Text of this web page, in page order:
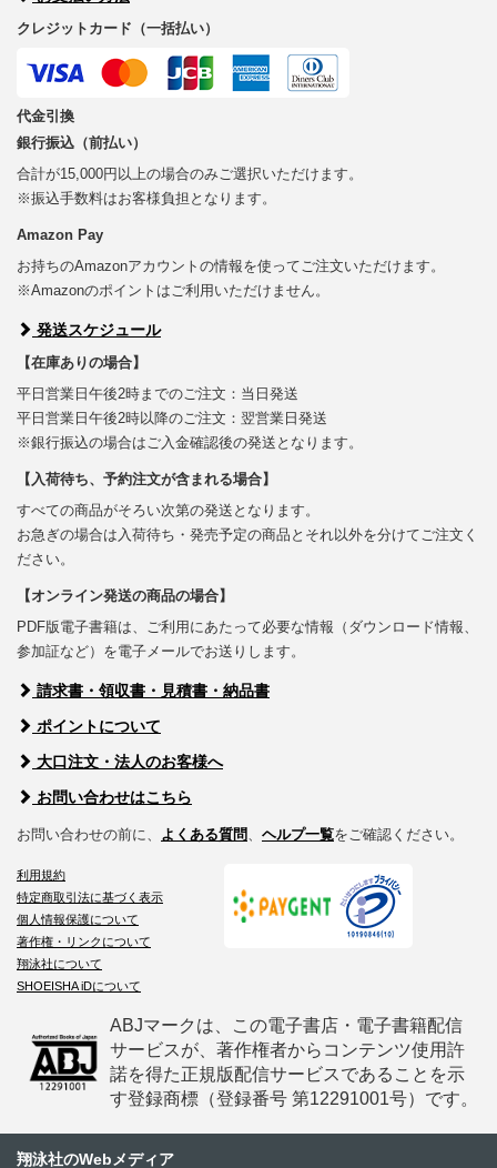
クレジットカード（一括払い）
代金引換
銀行振込（前払い）
合計が15,000円以上の場合のみご選択いただけます。
※振込手数料はお客様負担となります。
Amazon Pay
お持ちのAmazonアカウントの情報を使ってご注文いただけます。
※Amazonのポイントはご利用いただけません。
発送スケジュール
【在庫ありの場合】
平日営業日午後2時までのご注文：当日発送
平日営業日午後2時以降のご注文：翌営業日発送
※銀行振込の場合はご入金確認後の発送となります。
【入荷待ち、予約注文が含まれる場合】
すべての商品がそろい次第の発送となります。
お急ぎの場合は入荷待ち・発売予定の商品とそれ以外を分けてご注文く
ださい。
【オンライン発送の商品の場合】
PDF版電子書籍は、ご利用にあたって必要な情報（ダウンロード情報、
参加証など）を電子メールでお送りします。
請求書・領収書・見積書・納品書
ポイントについて
大口注文・法人のお客様へ
お問い合わせはこちら
お問い合わせの前に、 よくある質問、 ヘルプ一覧をご確認ください。
利用規約
特定商取引法に基づく表示
個人情報保護について
著作権・リンクについて
翔泳社について
SHOEISHA iDについて
ABJマークは、この電子書店・電子書籍配信
サービスが、著作権者からコンテンツ使用許
諾を得た正規版配信サービスであることを示
す登録商標（登録番号 第12291001号）です。
翔泳社のWebメディア